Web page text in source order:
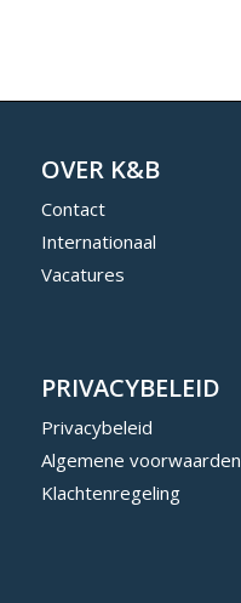
OVER K&B
Contact
Internationaal
Vacatures
PRIVACYBELEID
Privacybeleid
Algemene voorwaarden
Klachtenregeling